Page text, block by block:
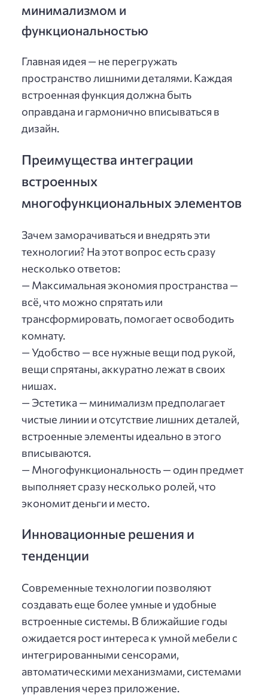
минимализмом и
функциональностью
Главная идея — не перегружать
пространство лишними деталями. Каждая
встроенная функция должна быть
оправдана и гармонично вписываться в
дизайн.
Преимущества интеграции
встроенных
многофункциональных элементов
Зачем заморачиваться и внедрять эти
технологии? На этот вопрос есть сразу
несколько ответов:
— Максимальная экономия пространства —
всё, что можно спрятать или
трансформировать, помогает освободить
комнату.
— Удобство — все нужные вещи под рукой,
вещи спрятаны, аккуратно лежат в своих
нишах.
— Эстетика — минимализм предполагает
чистые линии и отсутствие лишних деталей,
встроенные элементы идеально в этого
вписываются.
— Многофункциональность — один предмет
выполняет сразу несколько ролей, что
экономит деньги и место.
Инновационные решения и
тенденции
Современные технологии позволяют
создавать еще более умные и удобные
встроенные системы. В ближайшие годы
ожидается рост интереса к умной мебели с
интегрированными сенсорами,
автоматическими механизмами, системами
управления через приложение.